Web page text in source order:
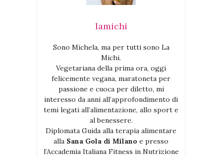
lamichi
Sono Michela, ma per tutti sono La
Michi.
Vegetariana della prima ora, oggi
felicemente vegana, maratoneta per
passione e cuoca per diletto, mi
interesso da anni all’approfondimento di
temi legati all’alimentazione, allo sport e
al benessere.
Diplomata Guida alla terapia alimentare
alla Sana Gola di Milano e presso
l’Accademia Italiana Fitness in Nutrizione